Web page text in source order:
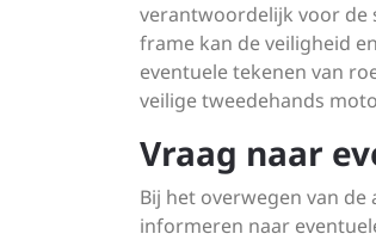
verantwoordelijk voor de
frame kan de veiligheid
eventuele tekenen van
veilige tweedehands
Vraag naar
Bij het overwegen van
informeren naar